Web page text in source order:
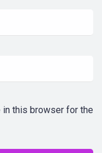
in this browser for the